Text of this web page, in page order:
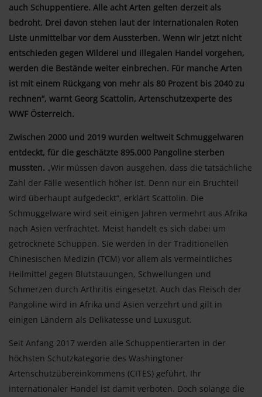
auch Schuppentiere. Alle acht Arten gelten derzeit als
bedroht. Drei davon stehen laut der Internationalen Roten
Liste unmittelbar vor dem Aussterben. Wenn wir jetzt nicht
entschieden gegen Wilderei und illegalen Handel vorgehen,
werden die Bestände weiter einbrechen. Für manche Arten
ist mit einem Rückgang von mehr als 80 Prozent bis 2040 zu
rechnen“, warnt Georg Scattolin, Artenschutzexperte des
WWF Österreich.
Zwischen 2000 und 2019 wurden weltweit Schmuggelwaren
entdeckt, für die geschätzte 895.000 Pangoline sterben
mussten. „Wir müssen davon ausgehen, dass die tatsächliche
Zahl der Fälle wesentlich höher ist. Denn nur ein Bruchteil
wird überhaupt aufgedeckt“, erklärt Scattolin. Die
Schmuggelware wird seit einigen Jahren vermehrt aus Afrika
nach Asien verfrachtet. Meist handelt es sich dabei um
getrocknete Schuppen. Sie werden in der Traditionellen
Chinesischen Medizin (TCM) vor allem als vermeintliches
Heilmittel gegen Blutstauungen, Schwellungen und
Schmerzen durch Arthritis eingesetzt. Auch das Fleisch der
Pangoline wird in Afrika und Asien verzehrt und gilt in
einigen Ländern als Delikatesse und Luxusgut.
Seit Anfang 2017 werden alle Schuppentierarten in der
höchsten Schutzkategorie des Washingtoner
Artenschutzübereinkommens (CITES) geführt. Ihr
internationaler Handel ist damit verboten. Doch solange die